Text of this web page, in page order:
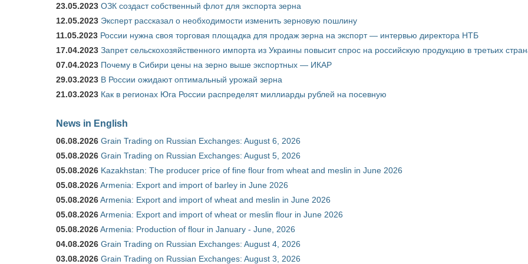
23.05.2023 ОЗК создаст собственный флот для экспорта зерна
12.05.2023 Эксперт рассказал о необходимости изменить зерновую пошлину
11.05.2023 России нужна своя торговая площадка для продаж зерна на экспорт — интервью директора НТБ
17.04.2023 Запрет сельскохозяйственного импорта из Украины повысит спрос на российскую продукцию в третьих
07.04.2023 Почему в Сибири цены на зерно выше экспортных — ИКАР
29.03.2023 В России ожидают оптимальный урожай зерна
21.03.2023 Как в регионах Юга России распределят миллиарды рублей на посевную
News in English
06.08.2026 Grain Trading on Russian Exchanges: August 6, 2026
05.08.2026 Grain Trading on Russian Exchanges: August 5, 2026
05.08.2026 Kazakhstan: The producer price of fine flour from wheat and meslin in June 2026
05.08.2026Armenia: Export and import of barley in June 2026
05.08.2026Armenia: Export and import of wheat and meslin in June 2026
05.08.2026Armenia: Export and import of wheat or meslin flour in June 2026
05.08.2026Armenia: Production of flour in January - June, 2026
04.08.2026 Grain Trading on Russian Exchanges: August 4, 2026
03.08.2026 Grain Trading on Russian Exchanges: August 3, 2026